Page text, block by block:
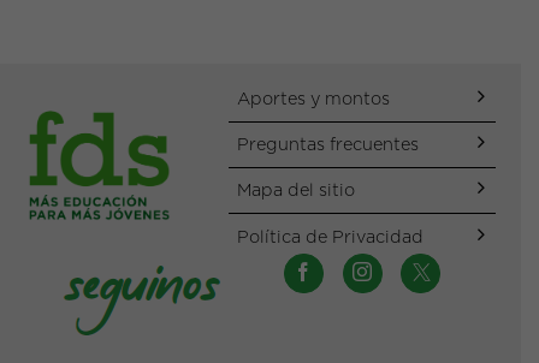
Aportes y montos
Preguntas frecuentes
Mapa del sitio
Política de Privacidad